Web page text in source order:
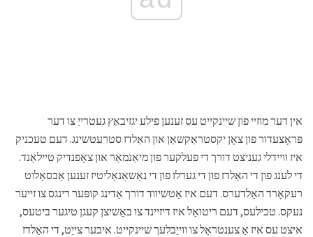
אין דער מוזיי פון שיינקייט עס זענען פילע יגזיבאַץ געטרייַ צו דער
פּראָצעדור פון צאָן יקסטראַקשאַן און האַלדז סטרעטשינג. דעם טעכניק
איז וויידלי געניצט דורך די פעלקער פון מיאַנמאַר און צאָפנדיק טיילאַנד.
די לענג פון די האַלדז פון די גערלז פון די נאַשאַנאַליטיז זענען אַבסאָלוט
רעקאָרד האָלדערס. דעם איז אַטשיווד דורך אַדינג קופּער רינגס צו זייער
נעקס. טכילעס, דעם ריטואַל איז דיזיינד צו באַשיצן קעגן טיגער ביטעס,
איצט עס איז אַ צענטראַל צו ווייַבלעך שיינקייט. איבער צייַט, די האַלדז